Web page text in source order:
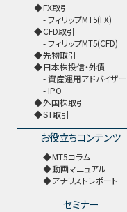
FX取引
フィリップMT5(FX)
CFD取引
フィリップMT5(CFD)
先物取引
日本株投信・外債
資産運用アドバイザー
IPO
外国株取引
ST取引
お役立ちコンテンツ
MT5コラム
動画マニュアル
アナリストレポート
セミナー